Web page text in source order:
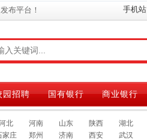
手机站
布平台！
园招聘 国有银行 商业银行
北 河南 山东 陕西 湖北
家庄 郑州 济南 西安 武汉